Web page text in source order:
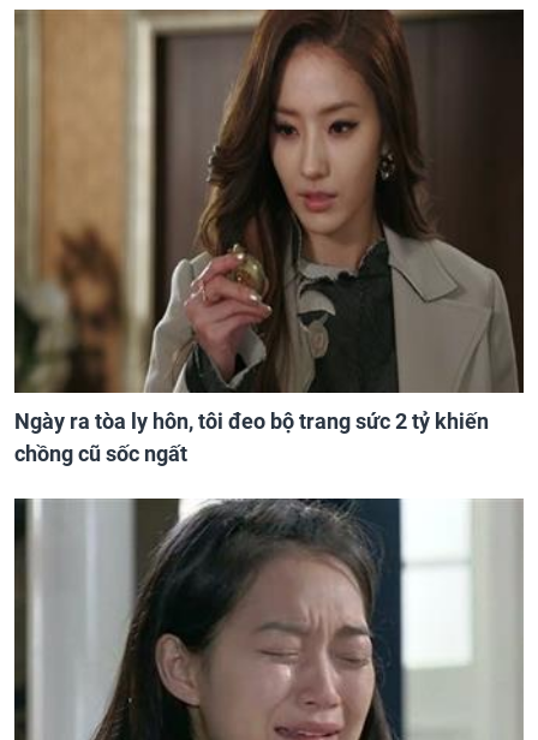
Ngày ra tòa ly hôn, tôi đeo bộ trang sức 2 tỷ khiến
chồng cũ sốc ngất